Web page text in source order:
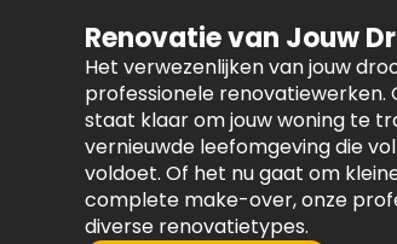
Renovatie van Jouw
Het verwezenlijken van jouw
professionele renovatiewerken.
staat klaar om jouw woning te
vernieuwde leefomgeving die
voldoet. Of het nu gaat om
complete make-over, onze
diverse renovatietypes.